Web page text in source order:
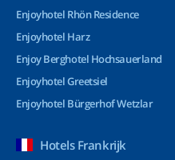
Enjoyhotel Rhön Residence
Enjoyhotel Harz
Enjoy Berghotel Hochsauerland
Enjoyhotel Greetsiel
Enjoyhotel Bürgerhof Wetzlar
Hotels Frankrijk